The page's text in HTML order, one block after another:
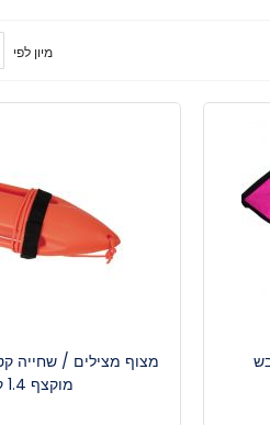
מיון לפי
מוקצף 1.4 ק"ג